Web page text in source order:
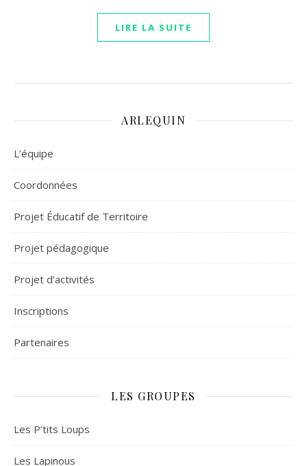
LIRE LA SUITE
ARLEQUIN
L’équipe
Coordonnées
Projet Éducatif de Territoire
Projet pédagogique
Projet d’activités
Inscriptions
Partenaires
LES GROUPES
Les P’tits Loups
Les Lapinous